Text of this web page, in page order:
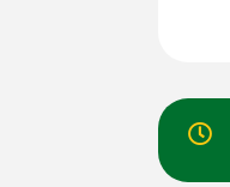
